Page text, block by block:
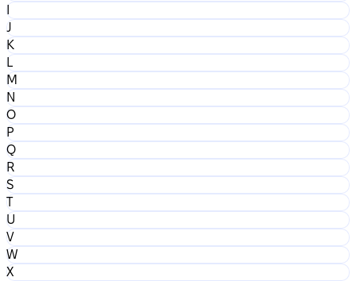
I
J
K
L
M
N
O
P
Q
R
S
T
U
V
W
X